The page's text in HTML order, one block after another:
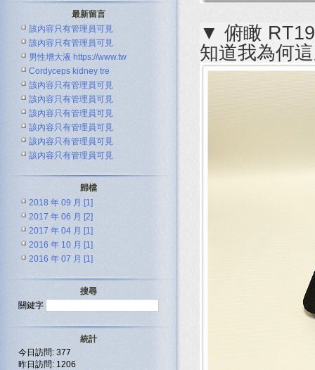
▼ 俯瞰
知道我為何
最新留言
該內容只有管理員可見
該內容只有管理員可見
男性增大液 https://www.tw
Cordyceps kidney tre
該內容只有管理員可見
該內容只有管理員可見
該內容只有管理員可見
該內容只有管理員可見
該內容只有管理員可見
該內容只有管理員可見
歸檔
2018 年 09 月 [1]
2017 年 06 月 [2]
2017 年 04 月 [1]
2016 年 10 月 [1]
2016 年 07 月 [1]
搜尋
關鍵字
統計
今日訪問: 377
昨日訪問: 1206